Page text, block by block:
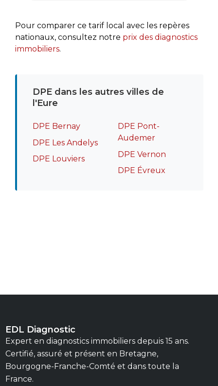
Pour comparer ce tarif local avec les repères
nationaux, consultez notre prix des diagnostics
immobiliers.
DPE dans les autres villes de
l'Eure
DPE Bernay
DPE Les Andelys
DPE Louviers
DPE Pont-
Audemer
DPE Vernon
DPE Évreux
EDL Diagnostic
Expert en diagnostics immobiliers depuis 15 ans.
Certifié, assuré et présent en Bretagne,
Bourgogne-Franche-Comté et dans toute la
France.